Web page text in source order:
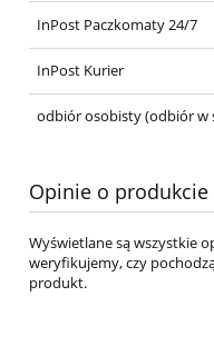
InPost Paczkomaty 24/7
InPost Kurier
odbiór osobisty(odbiór w
Opinie o produkcie
Wyświetlane są wszystkie
weryfikujemy, czy
produkt.